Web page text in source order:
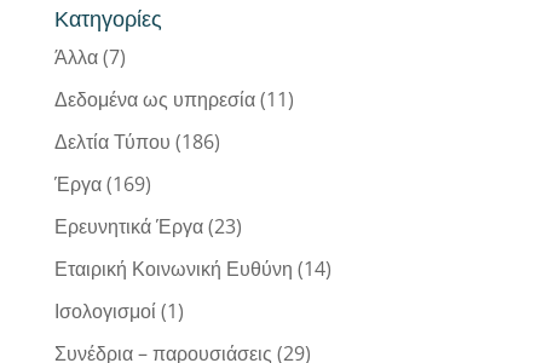
Κατηγορίες
Άλλα(7)
Δεδομένα ως υπηρεσία(11)
Δελτία Τύπου (186)
Έργα(169)
Ερευνητικά Έργα(23)
Εταιρική Κοινωνική Ευθύνη (14)
Ισολογισμοί(1)
Συνέδρια – παρουσιάσεις (29)